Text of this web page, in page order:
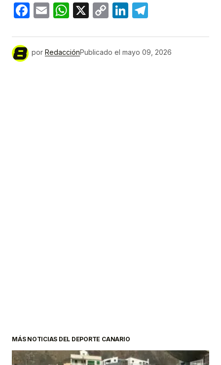
Facebook
EmailWhatsApp
X
CopyLinkedIn
por RedacciónPublicado el mayo 09, 2026
MÁS NOTICIAS DEL DEPORTE CANARIO